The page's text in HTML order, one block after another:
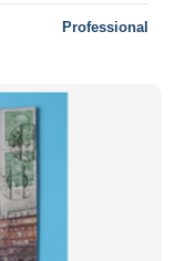
Professional